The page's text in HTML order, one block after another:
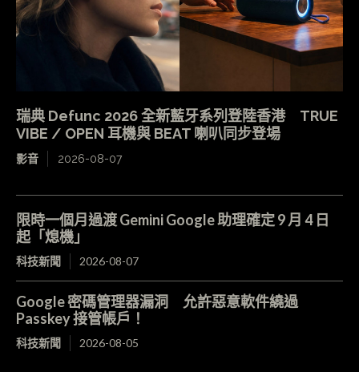
瑞典 Defunc 2026 全新藍牙系列登陸香港 TRUE
VIBE / OPEN 耳機與 BEAT 喇叭同步登場
影音 2026-08-07
限時一個月過渡 Gemini Google 助理確定 9 月 4 日
起「熄機」
科技新聞 2026-08-07
Google 密碼管理器漏洞 允許惡意軟件繞過
Passkey 接管帳戶！
科技新聞 2026-08-05